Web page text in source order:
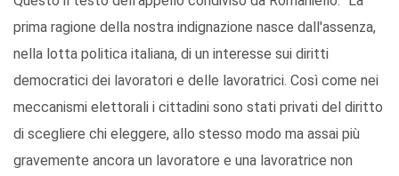
prima ragione della nostra indignazione nasce dall'assenza,
nella lotta politica italiana, di un interesse sui diritti
democratici dei lavoratori e delle lavoratrici. Così come nei
meccanismi elettorali i cittadini sono stati privati del diritto
di scegliere chi eleggere, allo stesso modo ma assai più
gravemente ancora un lavoratore e una lavoratrice non